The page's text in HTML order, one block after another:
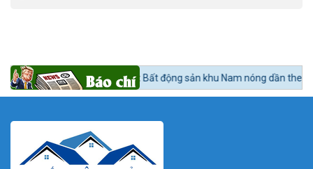
tức 24h BĐS:Bất động sản khu Nam nóng dần theo lộ trình lên quận